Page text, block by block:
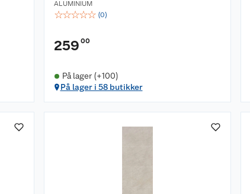
ALUMINIUM
☆☆☆☆☆ (0)
259 00
På lager (+100)
På lager i 58 butikker